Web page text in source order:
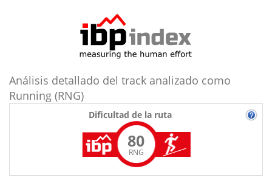
Análisis detallado del track analizado como
Running (RNG)
Dificultad de la ruta
80
RNG